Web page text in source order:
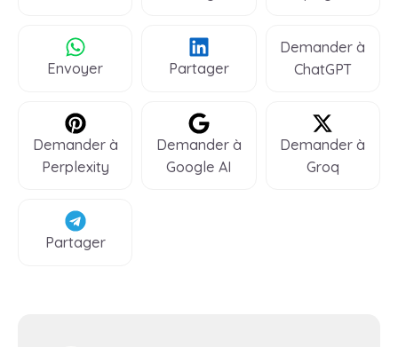
Envoyer Partager
Demander à
ChatGPT
Demander à
Perplexity
Demander à
Google AI
Demander à
Groq
Partager